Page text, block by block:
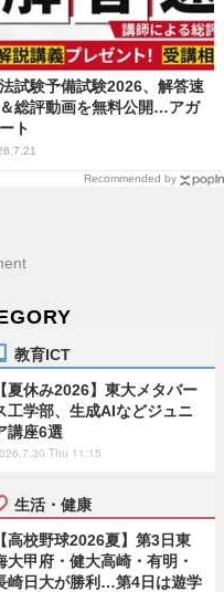
試験予備試験2026、解答速
総評動画を無料公開…アガ
ト
Recommended by
教育ICT
【夏休み2026】東大メタバー
工学部、生成AIなどジュニ
講座6選
Thu 11:15
生活・健康
【高校野球2026夏】第3日東
大甲府・健大高崎・有明・
崎日大が勝利…第4日は遊学